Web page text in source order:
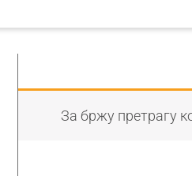
За бржу претрагу